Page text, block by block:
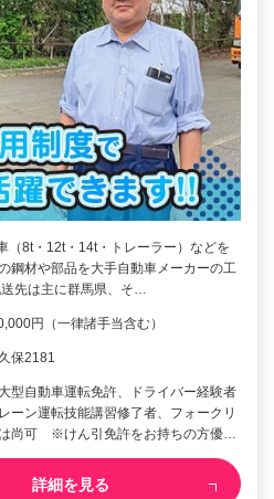
（8t・12t・14t・トレーラー）などを
鋼材や部品を大手自動車メーカーの工
先は主に群馬県、そ…
円（一律諸手当含む）
保2181
型自動車運転免許、ドライバー経験者
ーン運転技能講習修了者、フォークリ
は尚可 ※けん引免許をお持ちの方優…
詳細を見る